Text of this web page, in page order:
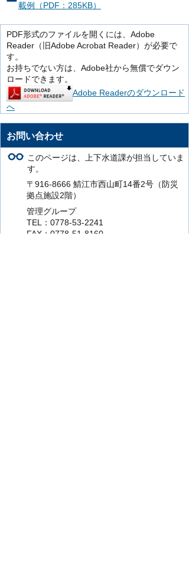
載例（PDF：285KB）
PDF形式のファイルを開くには、Adobe
Reader（旧Adobe Acrobat Reader）が必要で
す。
お持ちでない方は、Adobe社から無償でダウン
ロードできます。
Adobe Readerのダウンロード
へ
お問い合わせ
このページは、上下水道課が担当していま
す。
〒916-8666 鯖江市西山町14番2号（防災
拠点施設2階）
管理グループ
TEL：0778-53-2241
FAX：0778-51-8160